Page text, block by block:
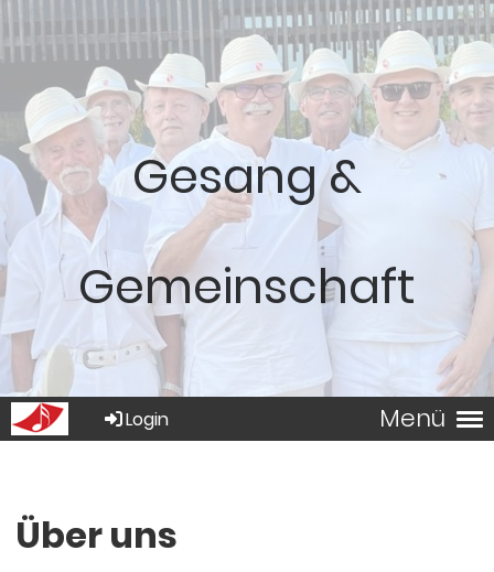
Gesang &
Gemeinschaft
Menü
Login
Über uns